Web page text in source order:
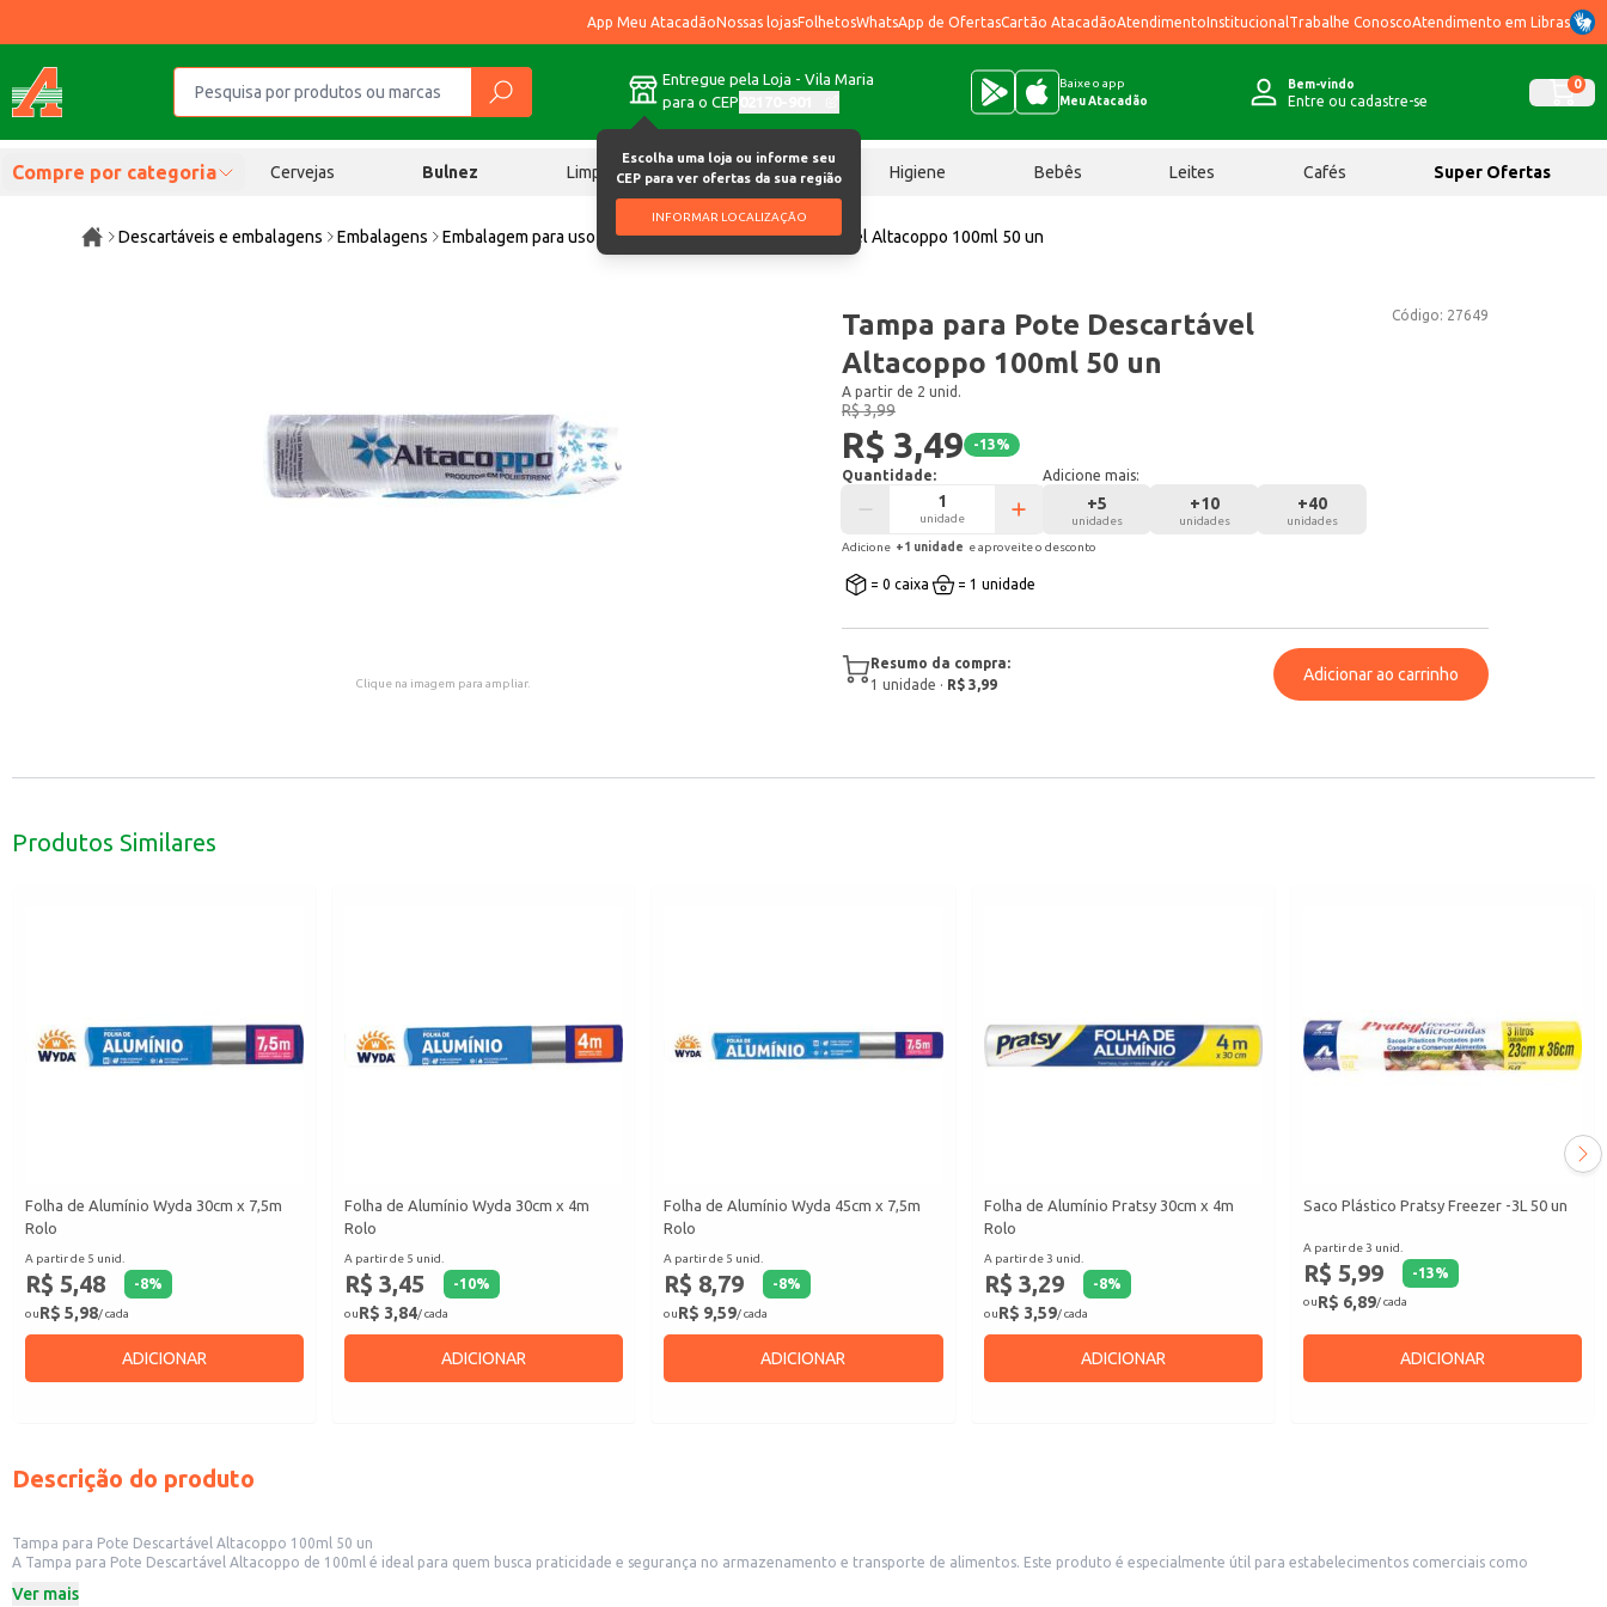
App Meu AtacadãoNossas lojasFolhetosWhatsApp de OfertasCartão AtacadãoAtendimentoInstitucional Trabalhe ConoscoAtendimento em Libras
Entregue pela Loja - Vila Maria
para o CEP
Escolha uma loja ou informe seu
CEP para ver ofertas da sua região
INFORMAR LOCALIZAÇÃO
Baixe o app
Meu Atacadão
Bem-vindo
Entre ou cadastre-se
0
Compre por categoria Cervejas Bulnez Limpeza Chocolates Higiene Bebês Leites Cafés Super Ofertas
Descartáveis e embalagens Embalagens Embalagem para uso geral Tampa para Pote Descartável Altacoppo 100ml 50 un
Clique na imagem para ampliar.
Código: 27649
Tampa para Pote Descartável
Altacoppo 100ml 50 un
A partir de 2 unid.
R$ 3,99
R$ 3,49 -13%
Quantidade:
unidade
Adicione mais:
+5
unidades
+10
unidades
+40
unidades
Adicione +1 unidade e aproveite o desconto
= 0 caixa = 1 unidade
Resumo da compra:
1 unidade · R$ 3,99
Adicionar ao carrinho
Produtos Similares
Folha de Alumínio Wyda 30cm x 7,5m
Rolo
A partir de 5 unid.
R$ 5,48 -8%
ouR$ 5,98/ cada
ADICIONAR
Folha de Alumínio Wyda 30cm x 4m
Rolo
A partir de 5 unid.
R$ 3,45 -10%
ouR$ 3,84/ cada
ADICIONAR
Folha de Alumínio Wyda 45cm x 7,5m
Rolo
A partir de 5 unid.
R$ 8,79 -8%
ouR$ 9,59/ cada
ADICIONAR
Folha de Alumínio Pratsy 30cm x 4m
Rolo
A partir de 3 unid.
R$ 3,29 -8%
ouR$ 3,59/ cada
ADICIONAR
Saco Plástico Pratsy Freezer -3L 50 un
A partir de 3 unid.
R$ 5,99 -13%
ouR$ 6,89/ cada
ADICIONAR
Descrição do produto
Tampa para Pote Descartável Altacoppo 100ml 50 un
A Tampa para Pote Descartável Altacoppo de 100ml é ideal para quem busca praticidade e segurança no armazenamento e transporte de alimentos. Este produto é especialmente útil para estabelecimentos comerciais como
Principais características:
Ver mais